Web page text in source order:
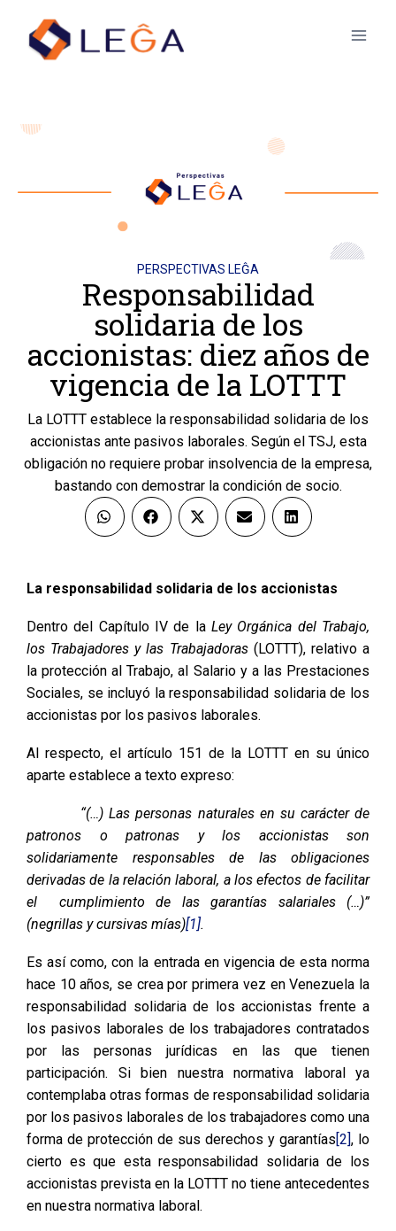
PERSPECTIVAS LEĜA
Responsabilidad
solidaria de los
accionistas: diez años de
vigencia de la LOTTT
La LOTTT establece la responsabilidad solidaria de los
accionistas ante pasivos laborales. Según el TSJ, esta
obligación no requiere probar insolvencia de la empresa,
bastando con demostrar la condición de socio.
La responsabilidad solidaria de los accionistas
Dentro del Capítulo IV de la Ley Orgánica del Trabajo,
los Trabajadores y las Trabajadoras(LOTTT), relativo a
la protección al Trabajo, al Salario y a las Prestaciones
Sociales, se incluyó la responsabilidad solidaria de los
accionistas por los pasivos laborales.
Al respecto, el artículo 151 de la LOTTT en su único
aparte establece a texto expreso:
“(…) Las personas naturales en su carácter de
patronos o patronas y los accionistas son
solidariamente responsables de las obligaciones
derivadas de la relación laboral, a los efectos de facilitar
el cumplimiento de las garantías salariales (…)”
(negrillas y cursivas mías)[1].
Es así como, con la entrada en vigencia de esta norma
hace 10 años, se crea por primera vez en Venezuela la
responsabilidad solidaria de los accionistas frente a
los pasivos laborales de los trabajadores contratados
por las personas jurídicas en las que tienen
participación. Si bien nuestra normativa laboral ya
contemplaba otras formas de responsabilidad solidaria
por los pasivos laborales de los trabajadores como una
forma de protección de sus derechos y garantías[2], lo
cierto es que esta responsabilidad solidaria de los
accionistas prevista en la LOTTT no tiene antecedentes
en nuestra normativa laboral.